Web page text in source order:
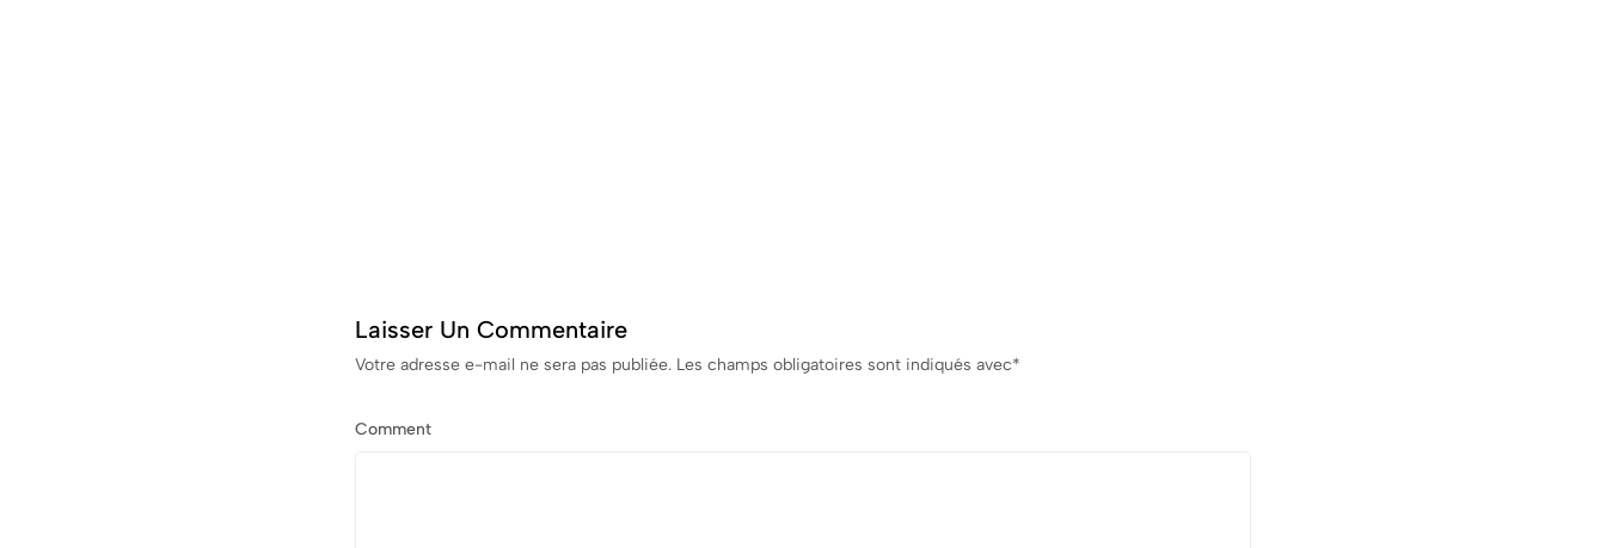
Laisser Un Commentaire
Votre adresse e-mail ne sera pas publiée. Les champs obligatoires sont indiqués avec*
Comment